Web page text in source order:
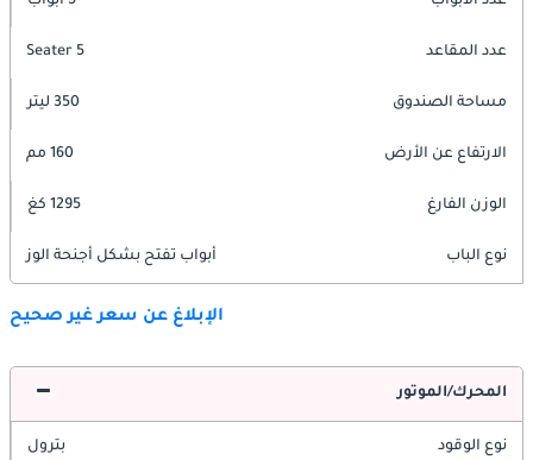
عدد المقاعد 5 Seater
مساحة الصندوق 350 ليتر
الارتفاع عن الأرض 160 مم
الوزن الفارغ 1295 كغ
نوع الباب أبواب تفتح بشكل أجنحة الوز
الإبلاغ عن سعر غير صحيح
المحرك/الموتور
نوع الوقود بترول